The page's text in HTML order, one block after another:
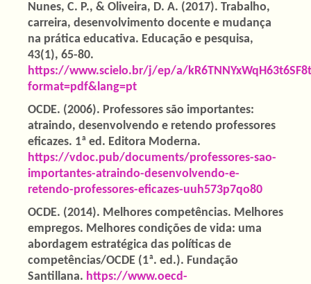
Nunes, C. P., & Oliveira, D. A. (2017). Trabalho,
carreira, desenvolvimento docente e mudança
na prática educativa. Educação e pesquisa,
43(1), 65-80.
https://www.scielo.br/j/ep/a/
format=pdf&lang=pt
OCDE. (2006). Professores são importantes:
atraindo, desenvolvendo e retendo professores
eficazes. 1ª ed. Editora Moderna.
https://vdoc.pub/documents/professores-sao-
importantes-atraindo-desenvolvendo-e-
retendo-professores-eficazes-uuh573p7qo80
OCDE. (2014). Melhores competências. Melhores
empregos. Melhores condições de vida: uma
abordagem estratégica das políticas de
competências/OCDE (1ª. ed.). Fundação
Santillana. https://www.oecd-